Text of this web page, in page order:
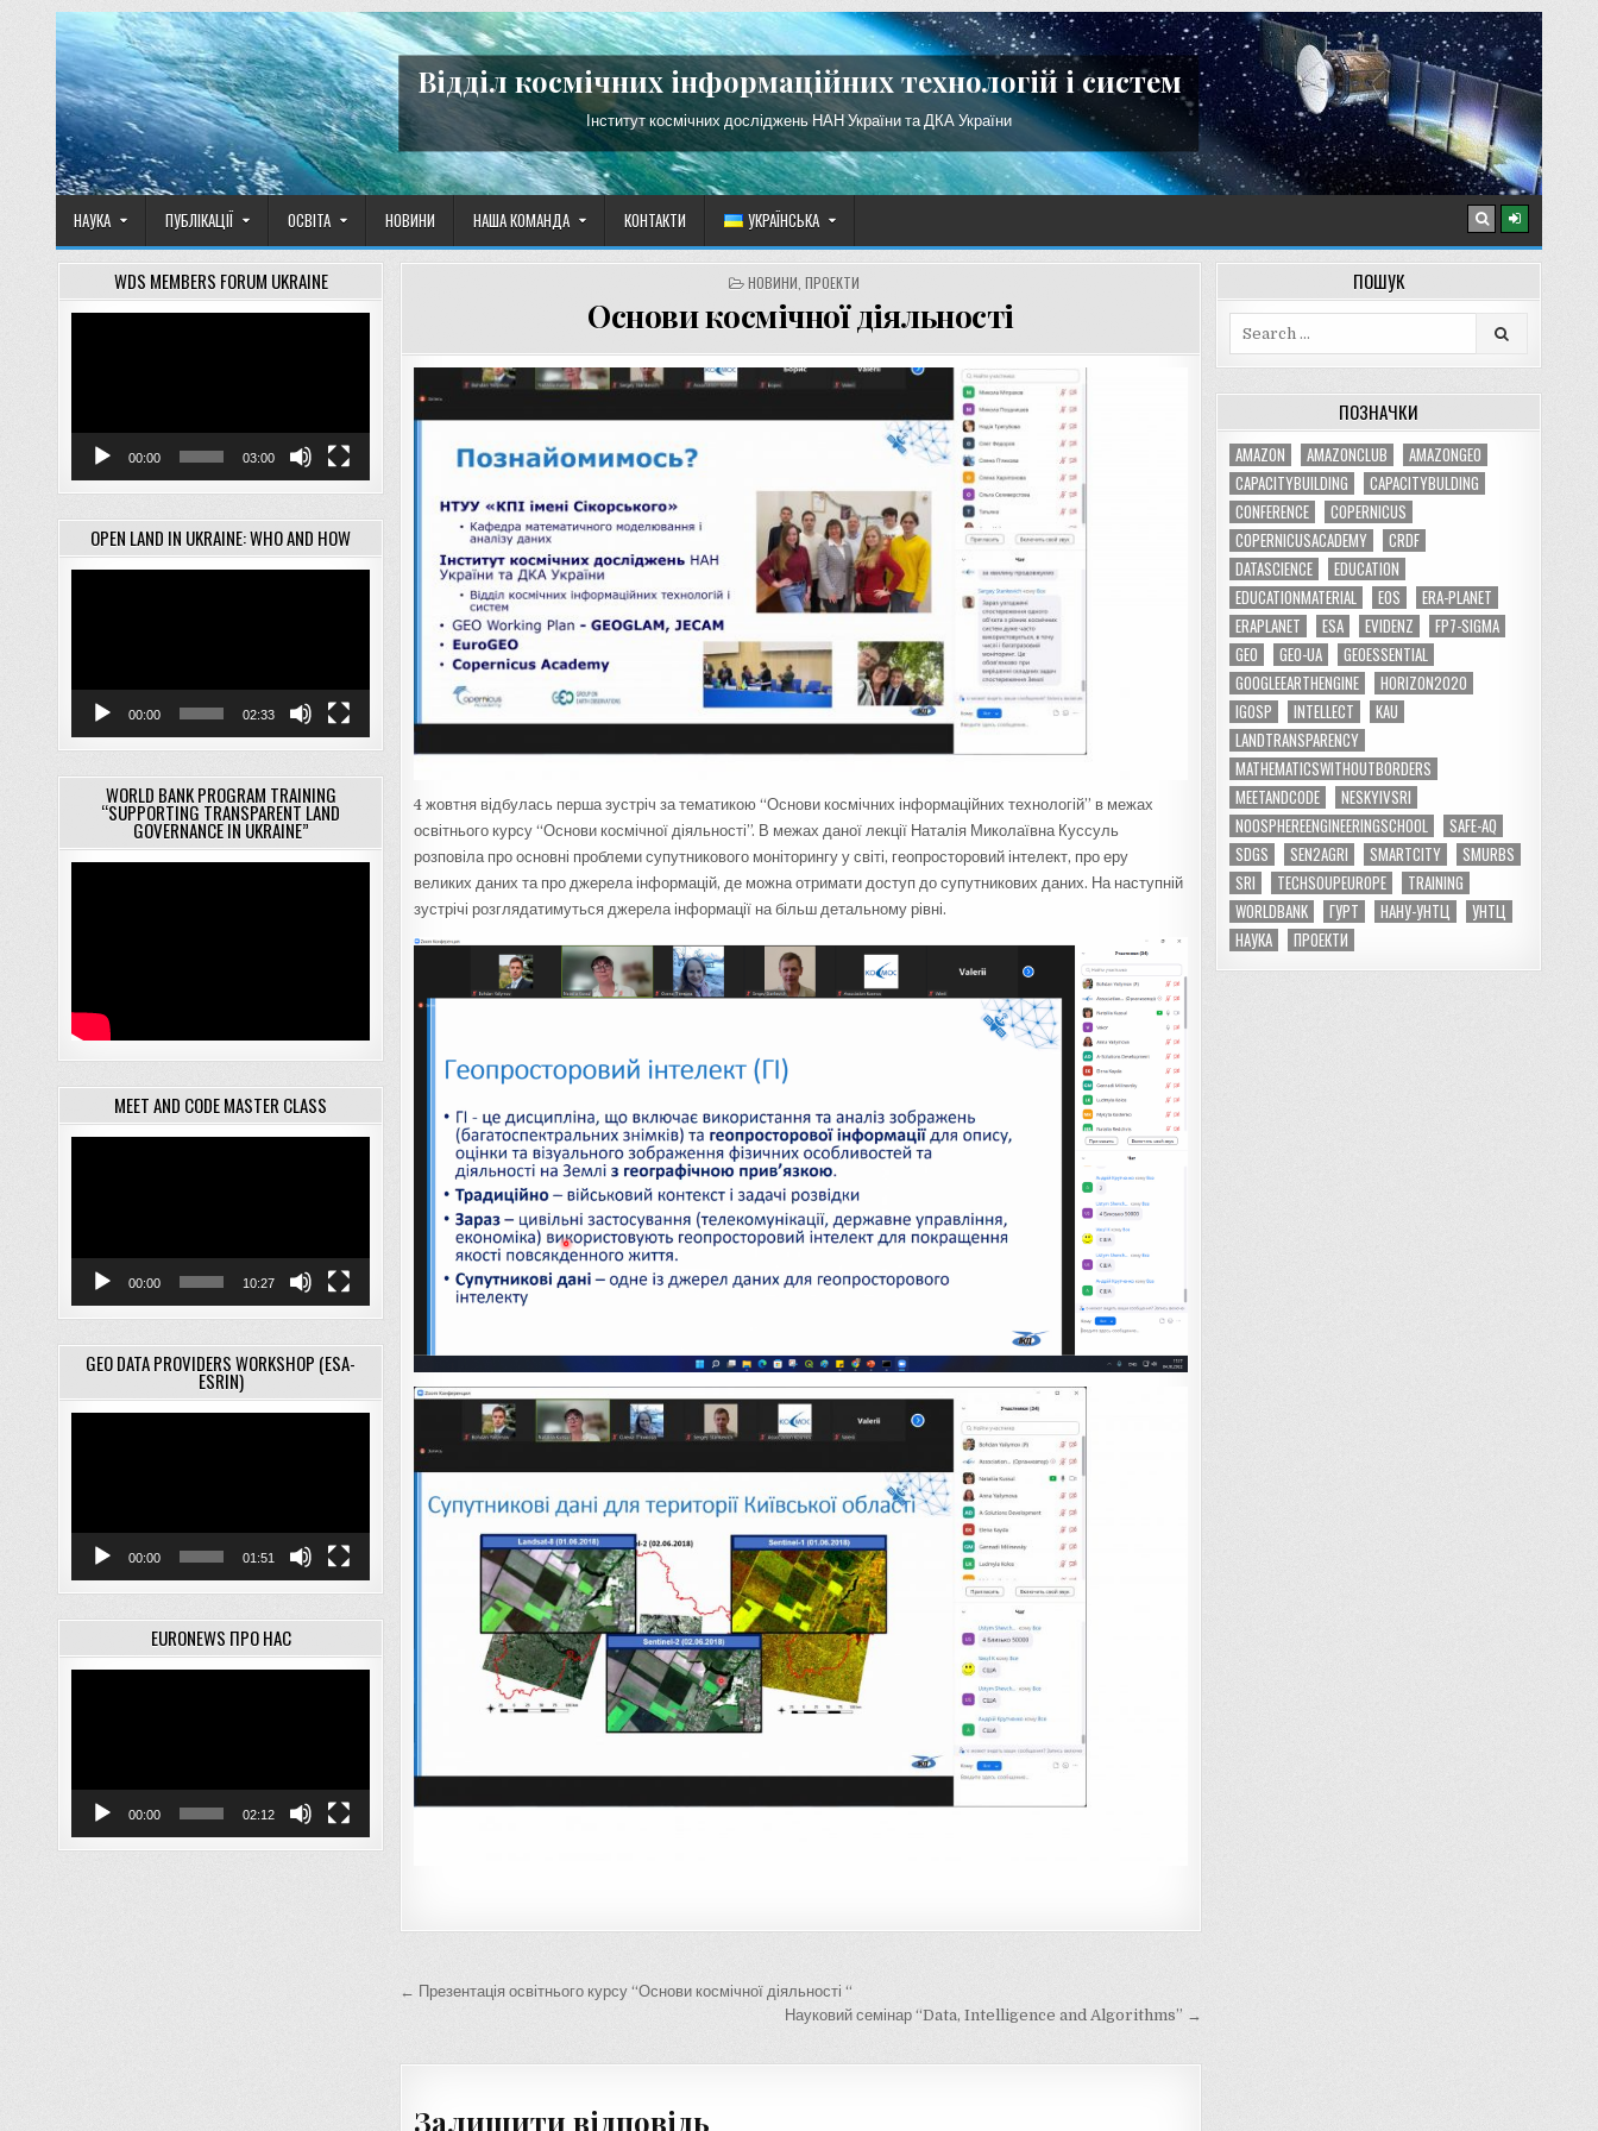
content
Відділ космічних інформаційних технологій і систем
Інститут космічних досліджень НАН України та ДКА України
НАУКА ПУБЛІКАЦІЇ ОСВІТА НОВИНИ НАША КОМАНДА КОНТАКТИ УКРАЇНСЬКА
POSTED
НОВИНИ ,ПРОЕКТИ
Основи космічної діяльності
4 жовтня відбулась перша зустріч за тематикою “Основи космічних інформаційних технологій” в межах
освітнього курсу “Основи космічної діяльності”. В межах даної лекції Наталія Миколаївна Куссуль
розповіла про основні проблеми супутникового моніторингу у світі, геопросторовий інтелект, про еру
великих даних та про джерела інформацій, де можна отримати доступ до супутникових даних. На наступній
зустрічі розглядатимуться джерела інформації на більш детальному рівні.
Навігація
← Презентація освітнього курсу “Основи космічної діяльності “
Науковий семінар “Data, Intelligence and Algorithms” →
Залишити відповідь
WDS MEMBERS FORUM UKRAINE
00:00 03:00
OPEN LAND IN UKRAINE: WHO AND HOW
00:00 02:33
WORLD BANK PROGRAM TRAINING
“SUPPORTING TRANSPARENT LAND
GOVERNANCE IN UKRAINE”
MEET AND CODE MASTER CLASS
00:00 10:27
GEO DATA PROVIDERS WORKSHOP (ESA-
ESRIN)
00:00 01:51
EURONEWS ПРО НАС
00:00 02:12
ПОШУК
ПОЗНАЧКИ
AMAZON AMAZONCLUB
AMAZONGEO
CAPACITYBUILDING
CAPACITYBULDING
CONFERENCE
COPERNICUS
COPERNICUSACADEMY
CRDF
DATASCIENCE
EDUCATION
EDUCATIONMATERIAL
EOS
ERA-PLANET
ERAPLANET
ESA EVIDENZ
FP7-SIGMA
GEO
GEO-UA
GEOESSENTIAL
GOOGLEEARTHENGINE
HORIZON2020
IGOSP
INTELLECT
KAU
LANDTRANSPARENCY
MATHEMATICSWITHOUTBORDERS
MEETANDCODE
NESKYIVSRI
NOOSPHEREENGINEERINGSCHOOL
SAFE-AQ
SDGS
SEN2AGRI SMARTCITY
SMURBS
SRI
TECHSOUPEUROPE
TRAINING
WORLDBANK
ГУРТ НАНУ-УНТЦ
УНТЦ
НАУКА
ПРОЕКТИ